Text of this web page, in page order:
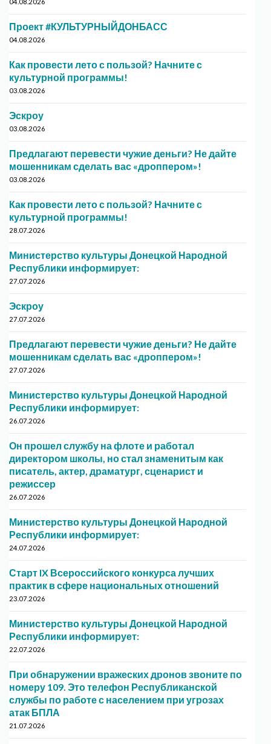
04.08.2026
Проект #КУЛЬТУРНЫЙДОНБАСС
04.08.2026
Как провести лето с пользой? Начните с
культурной программы!
03.08.2026
Эскроу
03.08.2026
Предлагают перевести чужие деньги? Не дайте
мошенникам сделать вас «дроппером»!
03.08.2026
Как провести лето с пользой? Начните с
культурной программы!
28.07.2026
Министерство культуры Донецкой Народной
Республики информирует:
27.07.2026
Эскроу
27.07.2026
Предлагают перевести чужие деньги? Не дайте
мошенникам сделать вас «дроппером»!
27.07.2026
Министерство культуры Донецкой Народной
Республики информирует:
26.07.2026
Он прошел службу на флоте и работал
директором школы, но стал знаменитым как
писатель, актер, драматург, сценарист и
режиссер
26.07.2026
Министерство культуры Донецкой Народной
Республики информирует:
24.07.2026
Старт IX Всероссийского конкурса лучших
практик в сфере национальных отношений
23.07.2026
Министерство культуры Донецкой Народной
Республики информирует:
22.07.2026
При обнаружении вражеских дронов звоните по
номеру 109. Это телефон Республиканской
службы по работе с населением при угрозах
атак БПЛА
21.07.2026